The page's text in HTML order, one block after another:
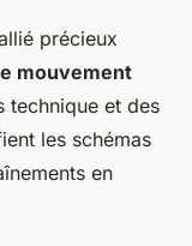
précieux
mouvement
technique et des
les schémas
en